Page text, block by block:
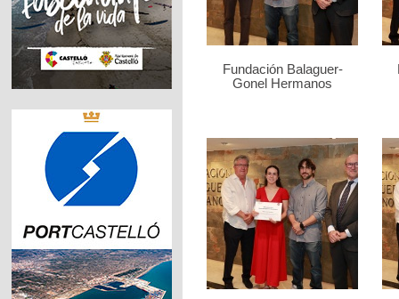
Fundación Balaguer-
Gonel Hermanos